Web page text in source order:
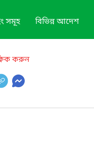
সমূহ বিভিন্ন আদেশ
করুন